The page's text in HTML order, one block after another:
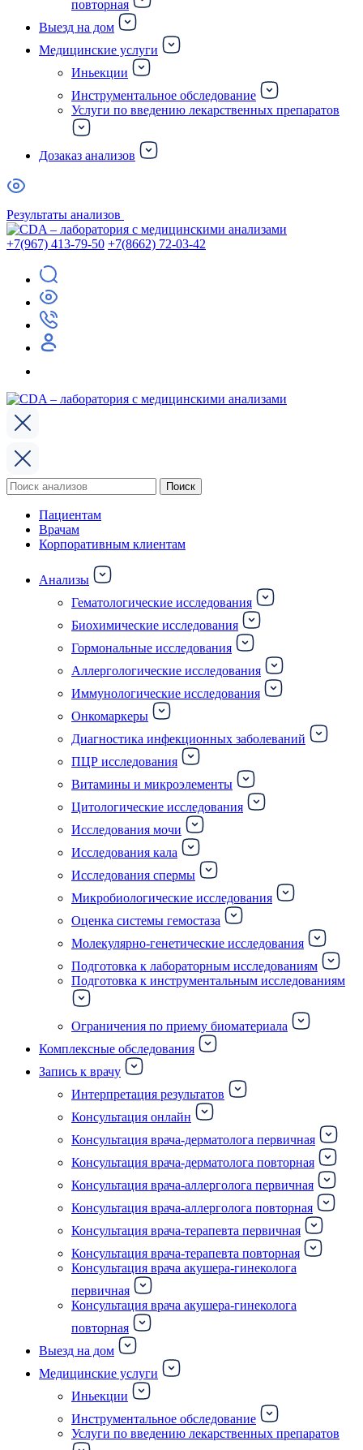
повторная
Выезд на дом
Медицинские услуги
Иньекции
Инструментальное обследование
Услуги по введению лекарственных препаратов
Дозаказ анализов
Результаты анализов
+7(967) 413-79-50 +7(8662) 72-03-42
Поиск
по:
Поиск
Пациентам
Врачам
Корпоративным клиентам
Анализы
Гематологические исследования
Биохимические исследования
Гормональные исследования
Аллергологические исследования
Иммунологические исследования
Онкомаркеры
Диагностика инфекционных заболеваний
ПЦР исследования
Витамины и микроэлементы
Цитологические исследования
Исследования мочи
Исследования кала
Исследования спермы
Микробиологические исследования
Оценка системы гемостаза
Молекулярно-генетические исследования
Подготовка к лабораторным исследованиям
Подготовка к инструментальным исследованиям
Ограничения по приему биоматериала
Комплексные обследования
Запись к врачу
Интерпретация результатов
Консультация онлайн
Консультация врача-дерматолога первичная
Консультация врача-дерматолога повторная
Консультация врача-аллерголога первичная
Консультация врача-аллерголога повторная
Консультация врача-терапевта первичная
Консультация врача-терапевта повторная
Консультация врача акушера-гинеколога
первичная
Консультация врача акушера-гинеколога
повторная
Выезд на дом
Медицинские услуги
Иньекции
Инструментальное обследование
Услуги по введению лекарственных препаратов